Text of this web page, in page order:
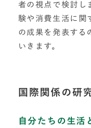
者の視点で検討し
験や消費生活に関
の成果を発表する
いきます。
国際関係の研
自分たちの生活